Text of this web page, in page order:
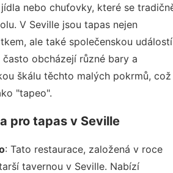
nebo chuťovky, které se
V Seville jsou tapas nejen
ale také společenskou
obcházejí různé bary a
škálu těchto malých pokrmů, což
"tapeo".
pro tapas v Seville
: Tato restaurace, založená v roce
tavernou v Seville. Nabízí